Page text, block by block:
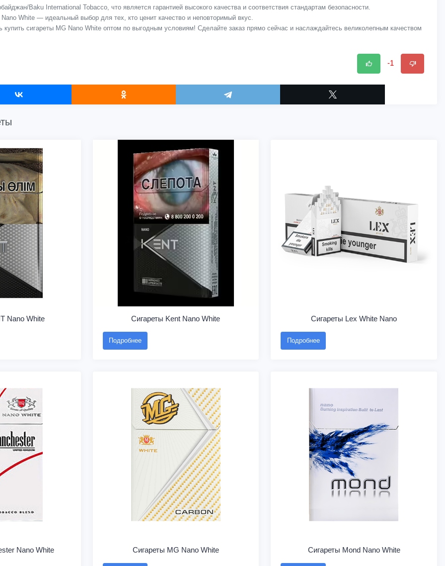
Baku International Tobacco, что является гарантией высокого качества и соответствия стандартам безопасности.
White — идеальный выбор для тех, кто ценит качество и неповторимый вкус.
купить сигареты MG Nano White оптом по выгодным условиям! Сделайте заказ прямо сейчас и наслаждайтесь великолепным качеством
-1
Nano White Сигареты Kent Nano White
Подробнее
Сигареты Lex White Nano
Подробнее
Nano White Сигареты MG Nano White Сигареты Mond Nano White